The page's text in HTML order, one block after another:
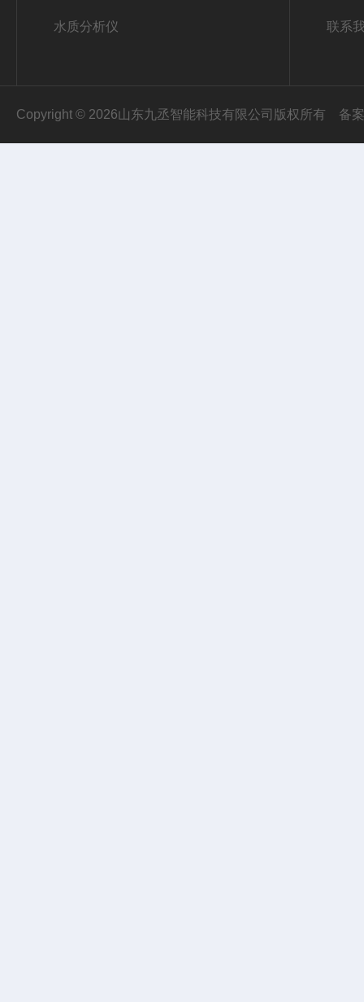
水质分析仪 联系
Copyright © 2026山东九丞智能科技有限公司版权所有 备